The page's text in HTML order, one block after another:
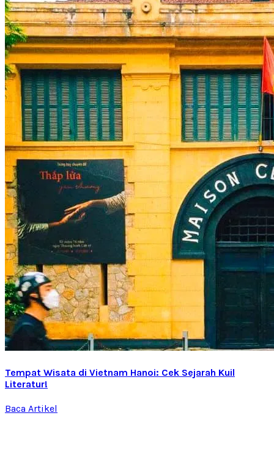
Tempat Wisata di Vietnam Hanoi: Cek Sejarah Kuil
Literatur!
Baca Artikel